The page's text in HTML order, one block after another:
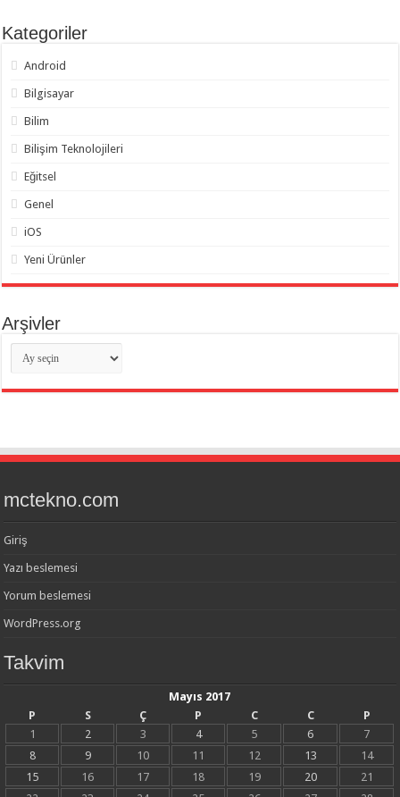
Kategoriler
Android
Bilgisayar
Bilim
Bilişim Teknolojileri
Eğitsel
Genel
iOS
Yeni Ürünler
Arşivler
Arşivler
mctekno.com
Giriş
Yazı beslemesi
Yorum beslemesi
WordPress.org
Takvim
Mayıs 2017
P
S Ç P C C
P
1
2 3 4 5 6
7
8
9 10 11 12 13
14
15
16 17 18 19 20
21